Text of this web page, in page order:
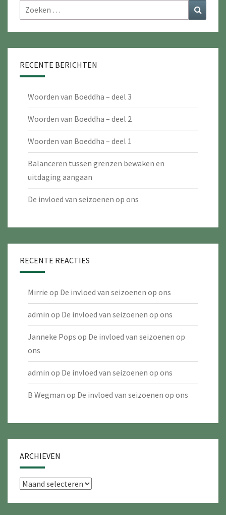
Zoeken
naar:
RECENTE BERICHTEN
Woorden van Boeddha – deel 3
Woorden van Boeddha – deel 2
Woorden van Boeddha – deel 1
Balanceren tussen grenzen bewaken en
uitdaging aangaan
De invloed van seizoenen op ons
RECENTE REACTIES
Mirrie op De invloed van seizoenen op ons
admin op De invloed van seizoenen op ons
Janneke Pops op De invloed van seizoenen op
ons
admin op De invloed van seizoenen op ons
B Wegman op De invloed van seizoenen op ons
ARCHIEVEN
Archieven